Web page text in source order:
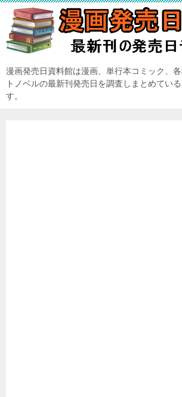
漫画発売日資料館は漫画、単行本コミック、
トノベルの最新刊発売日を調査しまとめてい
す。